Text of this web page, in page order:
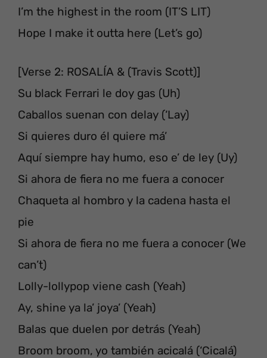
I’m the highest in the room (IT’S LIT)
Hope I make it outta here (Let’s go)
[Verse 2: ROSALÍA & (Travis Scott)]
Su black Ferrari le doy gas (Uh)
Caballos suenan con delay (‘Lay)
Si quieres duro él quiere má’
Aquí siempre hay humo, eso e’ de ley (Uy)
Si ahora de fiera no me fuera a conocer
Chaqueta al hombro y la cadena hasta el
pie
Si ahora de fiera no me fuera a conocer (We
can’t)
Lolly-lollypop viene cash (Yeah)
Ay, shine ya la’ joya’ (Yeah)
Balas que duelen por detrás (Yeah)
Broom broom, yo también acicalá (‘Cicalá)